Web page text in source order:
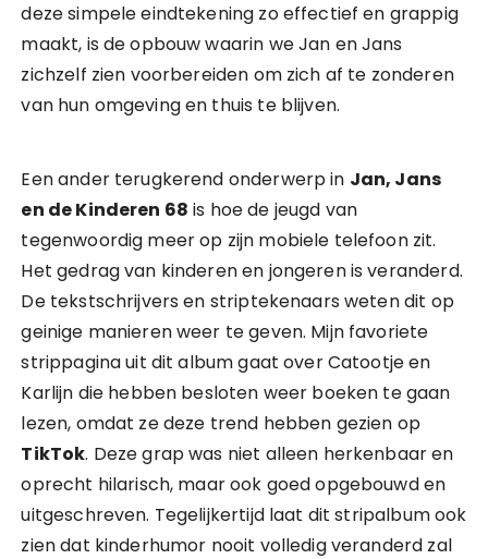
deze simpele eindtekening zo effectief en grappig
maakt, is de opbouw waarin we Jan en Jans
zichzelf zien voorbereiden om zich af te zonderen
van hun omgeving en thuis te blijven.
Een ander terugkerend onderwerp in Jan, Jans
en de Kinderen 68 is hoe de jeugd van
tegenwoordig meer op zijn mobiele telefoon zit.
Het gedrag van kinderen en jongeren is veranderd.
De tekstschrijvers en striptekenaars weten dit op
geinige manieren weer te geven. Mijn favoriete
strippagina uit dit album gaat over Catootje en
Karlijn die hebben besloten weer boeken te gaan
lezen, omdat ze deze trend hebben gezien op
TikTok. Deze grap was niet alleen herkenbaar en
oprecht hilarisch, maar ook goed opgebouwd en
uitgeschreven. Tegelijkertijd laat dit stripalbum ook
zien dat kinderhumor nooit volledig veranderd zal